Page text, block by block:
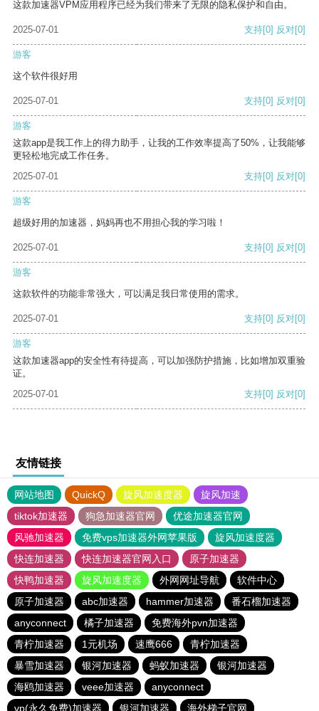
这款加速器VPM应用程序已经为我们带来了无限的隐私保护和自由。
2025-07-01 支持[0] 反对[0]
游客
这个软件很好用
2025-07-01 支持[0] 反对[0]
游客
这款app是我工作上的得力助手，让我的工作效率提高了50%，让我能够
更轻松地完成工作任务。
2025-07-01
支持[0] 反对[0]
游客
超级好用的加速器，妈妈再也不用担心我的学习啦！
2025-07-01 支持[0] 反对[0]
游客
这款软件的功能非常强大，可以满足我日常使用的需求。
2025-07-01 支持[0] 反对[0]
游客
这款加速器app的安全性有待提高，可以加强防护措施，比如增加双重验
证。
2025-07-01
支持[0] 反对[0]
友情链接
网站地图 QuickQ 旋风加速度器
旋风加速
tiktok加速器
狗急加速器官网
优途加速器官网
风驰加速器
免费vps加速器外网苹果版
旋风加速度器
快连加速器
快连加速器官网入口
原子加速器
快鸭加速器
旋风加速度器 外网网址导航
软件中心
原子加速器
abc加速器 hammer加速器
番石榴加速器
anyconnect
橘子加速器
免费海外pvn加速器
青柠加速器
1元机场 速鹰666
青柠加速器
暴雪加速器
银河加速器 蚂蚁加速器
银河加速器
海鸥加速器
veee加速器
anyconnect
vp(永久免费)加速器
银河加速器 海外梯子官网